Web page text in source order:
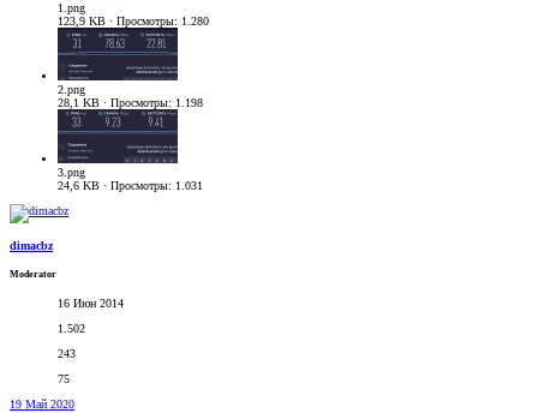
1.png
123,9 KB · Просмотры: 1.280
2.png
28,1 KB · Просмотры: 1.198
3.png
24,6 KB · Просмотры: 1.031
dimacbz
Moderator
16 Июн 2014
1.502
243
75
19 Май 2020